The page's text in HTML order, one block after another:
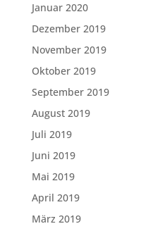
Januar 2020
Dezember 2019
November 2019
Oktober 2019
September 2019
August 2019
Juli 2019
Juni 2019
Mai 2019
April 2019
März 2019